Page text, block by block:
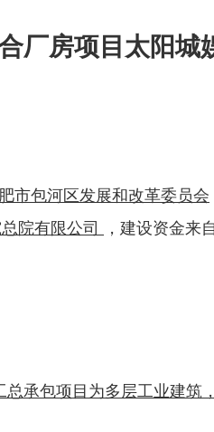
厂房项目太阳城
市包河区发展和改革委员会
院有限公司 ，建设资金来自
承包项目为多层工业建筑